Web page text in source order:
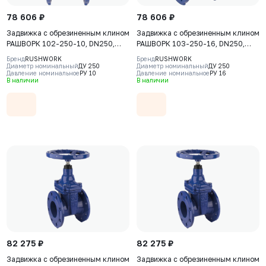
78 606 ₽
Задвижка с обрезиненным клином
РАШВОРК 102-250-10, DN250,
PN10, корпус GGG50, клин -
GGG50, уплотнение - EPDM, Ф/Ф,
ISO5210, с голым штоком
БрендRUSHWORK
Диаметр номинальныйДУ 250
Давление номинальноеРУ 10
В наличии
78 606 ₽
Задвижка с обрезиненным клином
РАШВОРК 103-250-16, DN250,
PN16, корпус-GJS-500-7
(GGG50), клин-GJS-500-7
(GGG50), уплотнение-EPDM, Ф/Ф,
БрендRUSHWORK
Диаметр номинальныйДУ 250
Давление номинальноеРУ 16
В наличии
82 275 ₽
Задвижка с обрезиненным клином
82 275 ₽
Задвижка с обрезиненным клином